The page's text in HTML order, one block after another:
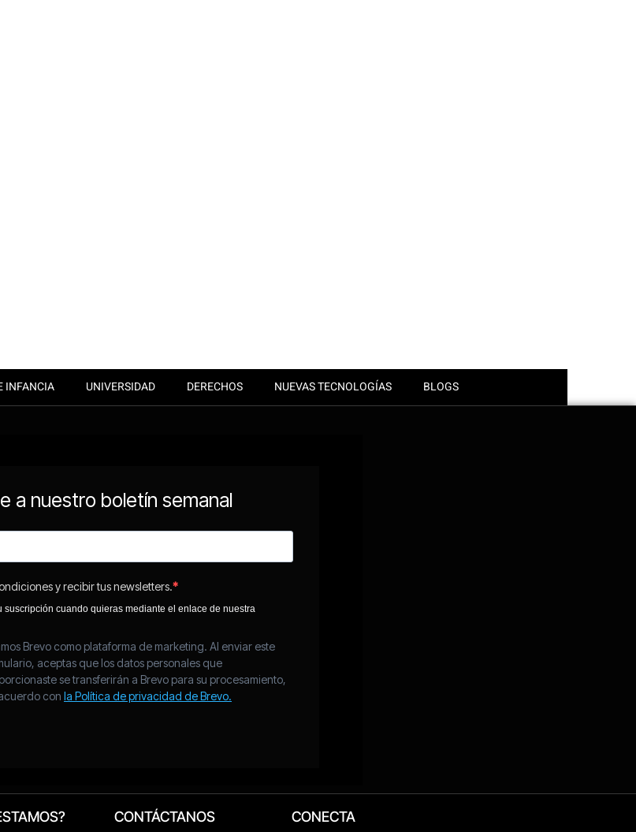
INFANCIA UNIVERSIDAD DERECHOS NUEVAS TECNOLOGÍAS BLOGS
CONTÁCTANOS CONECTA